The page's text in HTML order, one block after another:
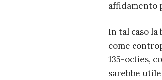
affidamento
In tal caso la
come
135-octies,
sarebbe